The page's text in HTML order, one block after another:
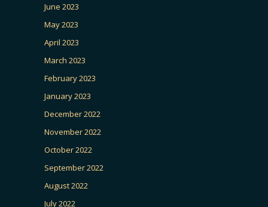
June 2023
May 2023
April 2023
March 2023
February 2023
January 2023
December 2022
November 2022
October 2022
September 2022
August 2022
July 2022